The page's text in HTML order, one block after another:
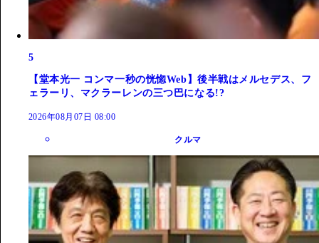
5
【堂本光一 コンマ一秒の恍惚Web】後半戦はメルセデス、フ
ェラーリ、マクラーレンの三つ巴になる!?
2026年08月07日 08:00
クルマ